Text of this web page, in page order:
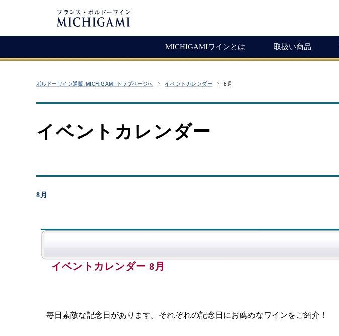
MICHIGAMIワインとは 取扱い商品
（赤ワイン）
白ワイン・ロゼ
クロ・サン・ヴァンサン
ボルドーワイン通販 MICHIGAMI トップページへ イベントカレンダー 8月
イベントカレンダー
8月
イベントカレンダー 8月
毎日素敵な記念日があります。それぞれの記念日にお薦めなワインをご紹介！